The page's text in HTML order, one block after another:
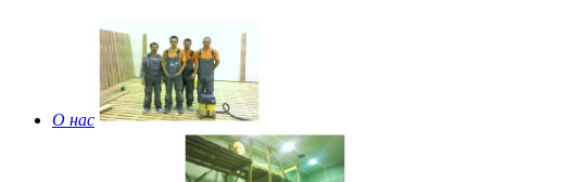
О нас